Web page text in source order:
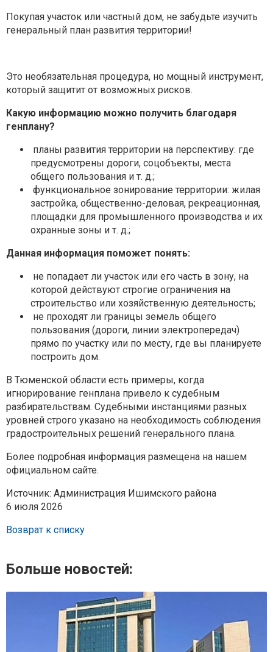
Покупая участок или частный дом, не забудьте изучить
генеральный план развития территории!
Это необязательная процедура, но мощный инструмент,
который защитит от возможных рисков.
Какую информацию можно получить благодаря
генплану?
планы развития территории на перспективу: где
предусмотрены дороги, соцобъекты, места
общего пользования и т. д.;
функциональное зонирование территории: жилая
застройка, общественно-деловая, рекреационная,
площадки для промышленного производства и их
охранные зоны и т. д.;
Данная информация поможет понять:
не попадает ли участок или его часть в зону, на
которой действуют строгие ограничения на
строительство или хозяйственную деятельность;
не проходят ли границы земель общего
пользования (дороги, линии электропередач)
прямо по участку или по месту, где вы планируете
построить дом.
В Тюменской области есть примеры, когда
игнорирование генплана привело к судебным
разбирательствам. Судебными инстанциями разных
уровней строго указано на необходимость соблюдения
градостроительных решений генерального плана.
Более подробная информация размещена на нашем
официальном сайте.
Источник: Администрация Ишимского района
6 июля 2026
Возврат к списку
Больше новостей: